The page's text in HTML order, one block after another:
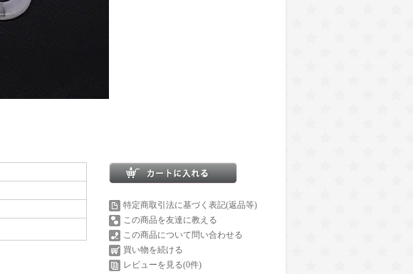
特定商取引法に基づく表記(返品等)
この商品を友達に教える
この商品について問い合わせる
買い物を続ける
レビューを見る(0件)